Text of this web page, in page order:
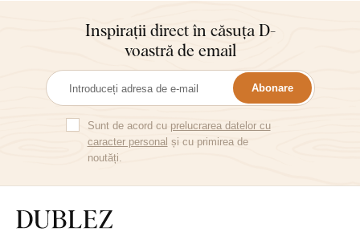
Inspirații direct în căsuța D-
voastră de email
Abonare
Sunt de acord cu prelucrarea datelor cu
caracter personal și cu primirea de
noutăți.